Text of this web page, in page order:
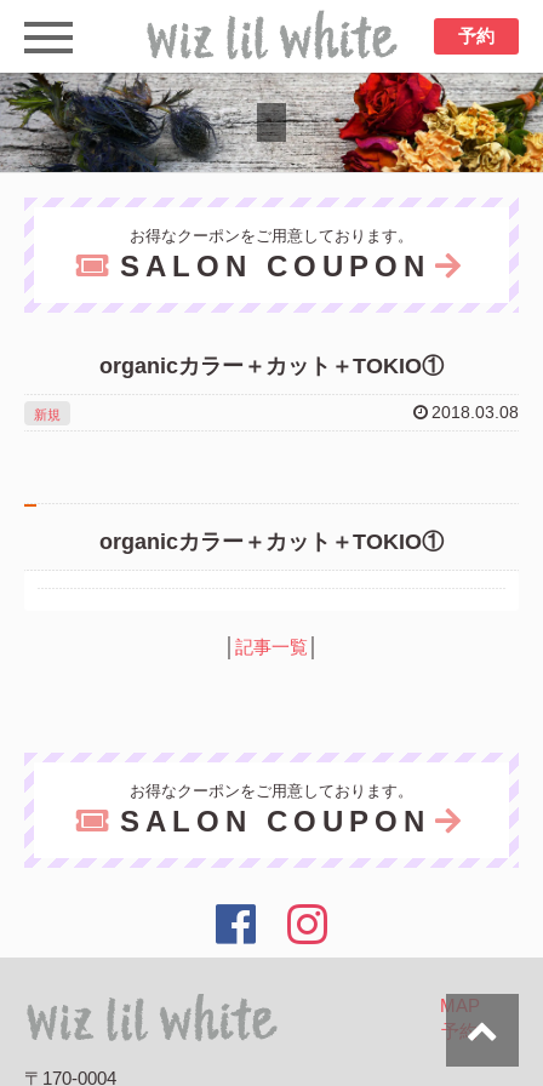
予約
お得なクーポンをご用意しております。
SALON COUPON
organicカラー＋カット＋TOKIO①
新規 2018.03.08
organicカラー＋カット＋TOKIO①
記事一覧
お得なクーポンをご用意しております。
SALON COUPON
〒170-0004
MAP
予約